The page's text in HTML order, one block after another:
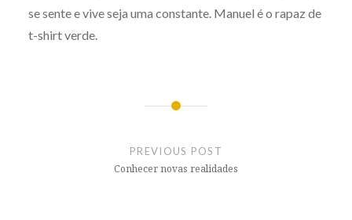
se sente e vive seja uma constante. Manuel é o rapaz de
t-shirt verde.
PREVIOUS POST
Conhecer novas realidades